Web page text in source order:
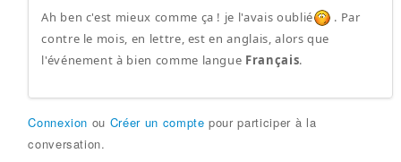
Ah ben c'est mieux comme ça ! je l'avais oublié
. Par
contre le mois, en lettre, est en anglais, alors que
l'événement à bien comme langue Français.
Connexion ou Créer un compte pour participer à la
conversation.